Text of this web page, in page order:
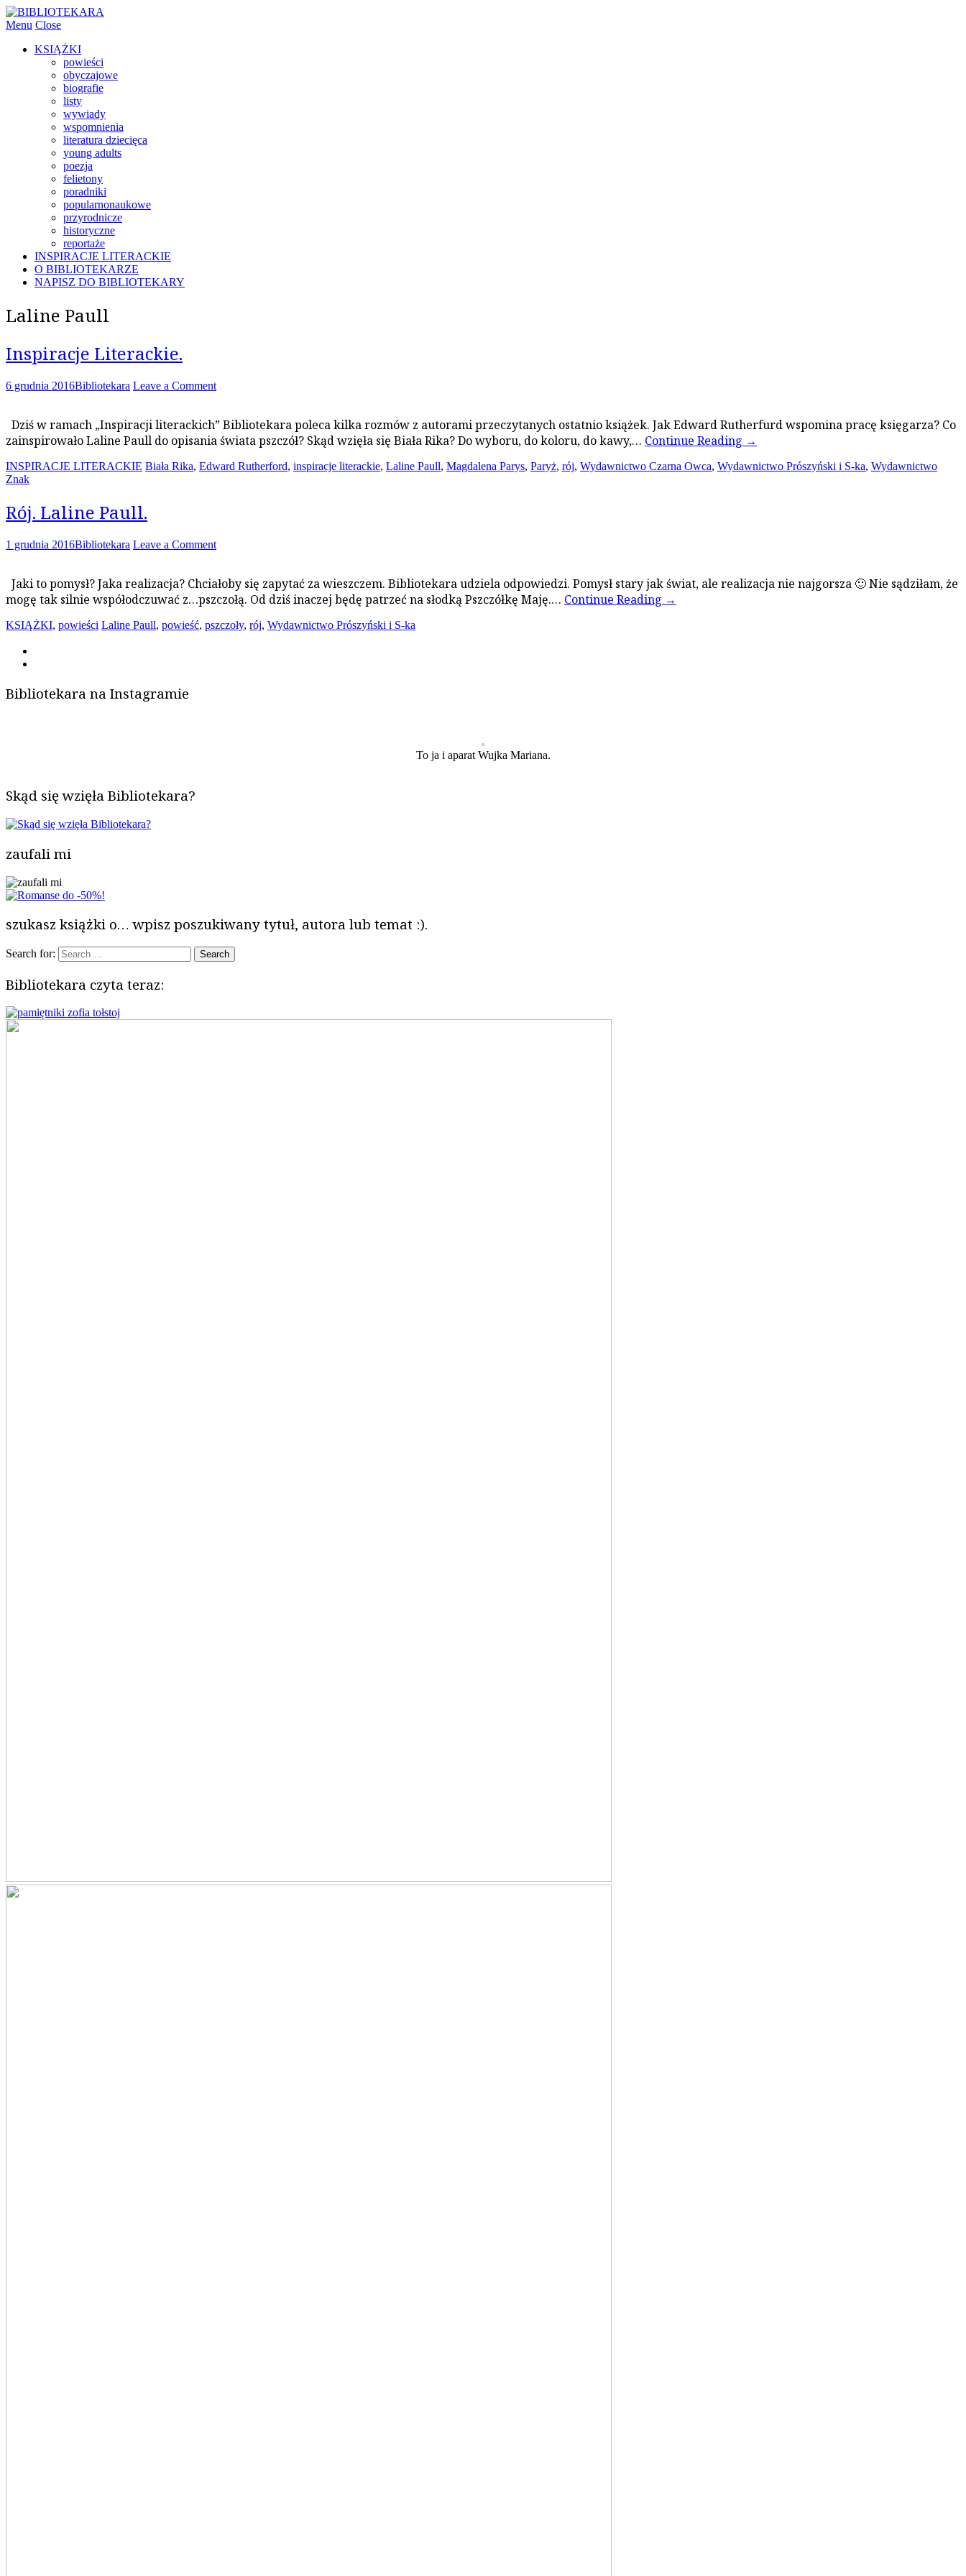
Menu Close
KSIĄŻKI
powieści
obyczajowe
biografie
listy
wywiady
wspomnienia
literatura dziecięca
young adults
poezja
felietony
poradniki
popularnonaukowe
przyrodnicze
historyczne
reportaże
INSPIRACJE LITERACKIE
O BIBLIOTEKARZE
NAPISZ DO BIBLIOTEKARY
Laline Paull
Inspiracje Literackie.
6 grudnia 2016Bibliotekara Leave a Comment
Dziś w ramach „Inspiracji literackich” Bibliotekara poleca kilka rozmów z autorami przeczytanych ostatnio książek. Jak Edward Rutherfurd wspomina pracę księgarza? Co
zainspirowało Laline Paull do opisania świata pszczół? Skąd wzięła się Biała Rika? Do wyboru, do koloru, do kawy,… Continue Reading →
INSPIRACJE LITERACKIE Biała Rika, Edward Rutherford, inspiracje literackie, Laline Paull, Magdalena Parys, Paryż, rój, Wydawnictwo Czarna Owca, Wydawnictwo Prószyński i S-ka, Wydawnictwo
Znak
Rój. Laline Paull.
1 grudnia 2016Bibliotekara Leave a Comment
Jaki to pomysł? Jaka realizacja? Chciałoby się zapytać za wieszczem. Bibliotekara udziela odpowiedzi. Pomysł stary jak świat, ale realizacja nie najgorsza 🙂 Nie sądziłam, że
mogę tak silnie współodczuwać z…pszczołą. Od dziś inaczej będę patrzeć na słodką Pszczółkę Maję.… Continue Reading →
KSIĄŻKI, powieści Laline Paull, powieść, pszczoły, rój, Wydawnictwo Prószyński i S-ka
Bibliotekara na Instagramie
To ja i aparat Wujka Mariana.
Skąd się wzięła Bibliotekara?
zaufali mi
szukasz książki o… wpisz poszukiwany tytuł, autora lub temat :).
Search for:
Bibliotekara czyta teraz: